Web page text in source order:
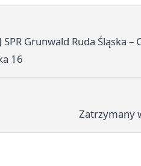
SPR Grunwald Ruda Śląska
16
Zatrzymany